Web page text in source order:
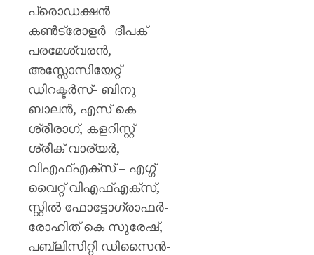
പ്രൊഡക്ഷൻ
കൺട്രോളർ- ദീപക്
പരമേശ്വരൻ,
അസ്സോസിയേറ്റ്
ഡിറക്ടർസ്- ബിനു
ബാലൻ, എസ് കെ
ശ്രീരാഗ്, കളറിസ്റ്റ് –
ശ്രീക് വാര്യർ,
വിഎഫ്എക്സ് – എഗ്ഗ്
വൈറ്റ് വിഎഫ്എക്സ്,
സ്റ്റിൽ ഫോട്ടോഗ്രാഫർ-
രോഹിത് കെ സുരേഷ്,
പബ്ലിസിറ്റി ഡിസൈൻ-